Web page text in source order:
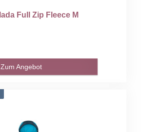
Full Zip Fleece M
Zum Angebot